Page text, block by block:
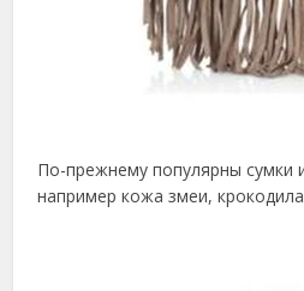
По-прежнему популярны сумки
например кожа змеи,